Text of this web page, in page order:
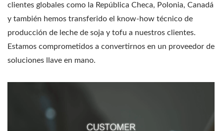
clientes globales como la República Checa, Polonia, Canadá
y también hemos transferido el know-how técnico de
producción de leche de soja y tofu a nuestros clientes.
Estamos comprometidos a convertirnos en un proveedor de
soluciones llave en mano.